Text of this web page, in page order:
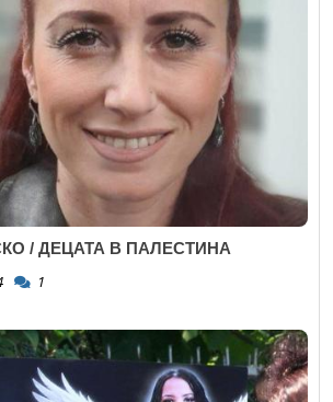
/ ДЕЦАТА В ПАЛЕСТИНА
1